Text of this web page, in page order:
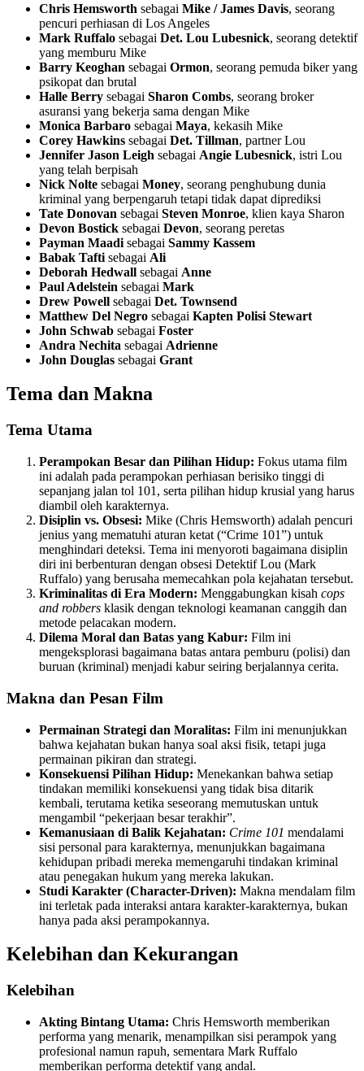
Chris Hemsworth sebagai Mike / James Davis, seorang
pencuri perhiasan di Los Angeles
Mark Ruffalo sebagai Det. Lou Lubesnick, seorang detektif
yang memburu Mike
Barry Keoghan sebagai Ormon, seorang pemuda biker yang
psikopat dan brutal
Halle Berry sebagai Sharon Combs, seorang broker
asuransi yang bekerja sama dengan Mike
Monica Barbaro sebagai Maya, kekasih Mike
Corey Hawkins sebagai Det. Tillman, partner Lou
Jennifer Jason Leigh sebagai Angie Lubesnick, istri Lou
yang telah berpisah
Nick Nolte sebagai Money, seorang penghubung dunia
kriminal yang berpengaruh tetapi tidak dapat diprediksi
Tate Donovan sebagai Steven Monroe, klien kaya Sharon
Devon Bostick sebagai Devon, seorang peretas
Payman Maadi sebagai Sammy Kassem
Babak Tafti sebagai Ali
Deborah Hedwall sebagai Anne
Paul Adelstein sebagai Mark
Drew Powell sebagai Det. Townsend
Matthew Del Negro sebagai Kapten Polisi Stewart
John Schwab sebagai Foster
Andra Nechita sebagai Adrienne
John Douglas sebagai Grant
Tema dan Makna
Tema Utama
Perampokan Besar dan Pilihan Hidup: Fokus utama film
ini adalah pada perampokan perhiasan berisiko tinggi di
sepanjang jalan tol 101, serta pilihan hidup krusial yang harus
diambil oleh karakternya.
Disiplin vs. Obsesi: Mike (Chris Hemsworth) adalah pencuri
jenius yang mematuhi aturan ketat (“Crime 101”) untuk
menghindari deteksi. Tema ini menyoroti bagaimana disiplin
diri ini berbenturan dengan obsesi Detektif Lou (Mark
Ruffalo) yang berusaha memecahkan pola kejahatan tersebut.
Kriminalitas di Era Modern: Menggabungkan kisah cops
and robbers klasik dengan teknologi keamanan canggih dan
metode pelacakan modern.
Dilema Moral dan Batas yang Kabur: Film ini
mengeksplorasi bagaimana batas antara pemburu (polisi) dan
buruan (kriminal) menjadi kabur seiring berjalannya cerita.
Makna dan Pesan Film
Permainan Strategi dan Moralitas: Film ini menunjukkan
bahwa kejahatan bukan hanya soal aksi fisik, tetapi juga
permainan pikiran dan strategi.
Konsekuensi Pilihan Hidup: Menekankan bahwa setiap
tindakan memiliki konsekuensi yang tidak bisa ditarik
kembali, terutama ketika seseorang memutuskan untuk
mengambil “pekerjaan besar terakhir”.
Kemanusiaan di Balik Kejahatan: Crime 101 mendalami
sisi personal para karakternya, menunjukkan bagaimana
kehidupan pribadi mereka memengaruhi tindakan kriminal
atau penegakan hukum yang mereka lakukan.
Studi Karakter (Character-Driven): Makna mendalam film
ini terletak pada interaksi antara karakter-karakternya, bukan
hanya pada aksi perampokannya.
Kelebihan dan Kekurangan
Kelebihan
Akting Bintang Utama: Chris Hemsworth memberikan
performa yang menarik, menampilkan sisi perampok yang
profesional namun rapuh, sementara Mark Ruffalo
memberikan performa detektif yang andal.